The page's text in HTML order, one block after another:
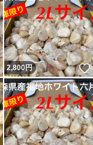
いいね！
2,800円